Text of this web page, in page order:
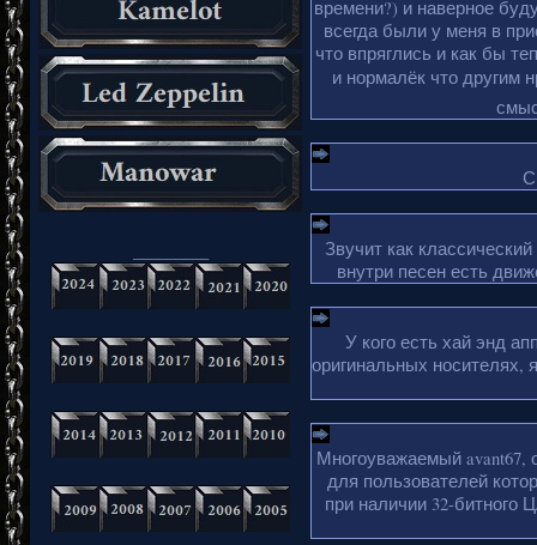
времени?) и наверное
всегда были у меня в
что впряглись и как бы
и нормалёк что другим
Звучит как
внутри песен есть
У кого есть хай энд
оригинальных
Многоуважаемый
для пользователей
при наличии 32-битного